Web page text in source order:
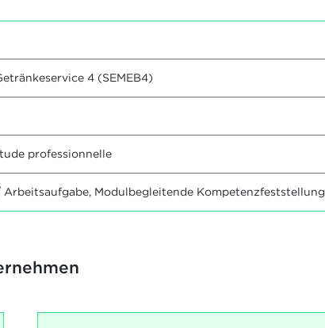
4 (SEMEB4)
professionnelle
Modulbegleitende Kompetenzfeststellung